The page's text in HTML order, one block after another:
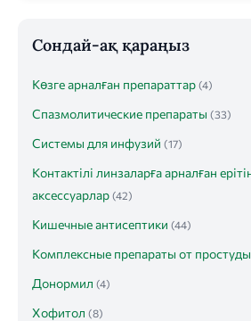
Сондай-ақ қараңыз
Көзге арналған препараттар (4)
Спазмолитические препараты (33)
Системы для инфузий (17)
Контактілі линзаларға арналған
аксессуарлар (42)
Кишечные антисептики (44)
Комплексные препараты от простуды
Донормил (4)
Хофитол (8)